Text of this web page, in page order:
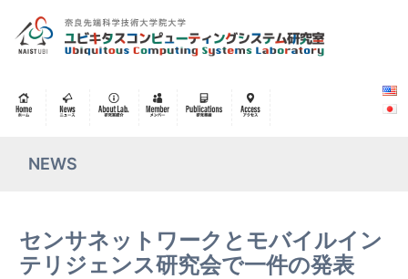
NEWS
センサネットワークとモバイルイン
テリジェンス研究会で一件の発表